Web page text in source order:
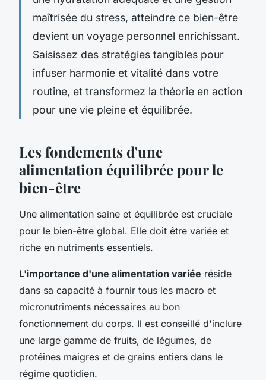
maîtrisée du stress, atteindre ce bien-être
devient un voyage personnel enrichissant.
Saisissez des stratégies tangibles pour
infuser harmonie et vitalité dans votre
routine, et transformez la théorie en action
pour une vie pleine et équilibrée.
Les fondements d'une
alimentation équilibrée pour le
bien-être
Une alimentation saine et équilibrée est cruciale
pour le bien-être global. Elle doit être variée et
riche en nutriments essentiels.
L'importance d'une alimentation variée réside
dans sa capacité à fournir tous les macro et
micronutriments nécessaires au bon
fonctionnement du corps. Il est conseillé d'inclure
une large gamme de fruits, de légumes, de
protéines maigres et de grains entiers dans le
régime quotidien.